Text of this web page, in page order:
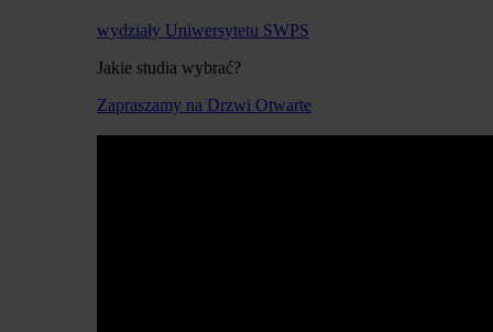
wydziały Uniwersytetu SWPS
Jakie studia wybrać?
Zapraszamy na Drzwi Otwarte